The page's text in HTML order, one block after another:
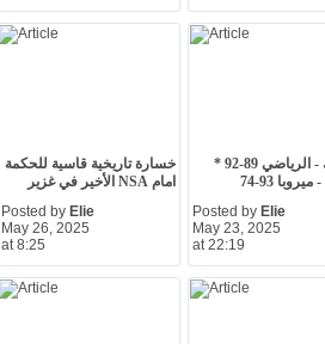
خسارة تاريخية قاسية للحكمة
امام NSA الأخير في غزير
Posted by Elie
May 26, 2025
at 8:25
انترانيك - الرياضي 89-92 *
93-74
Posted by Elie
May 23, 2025
at 22:19